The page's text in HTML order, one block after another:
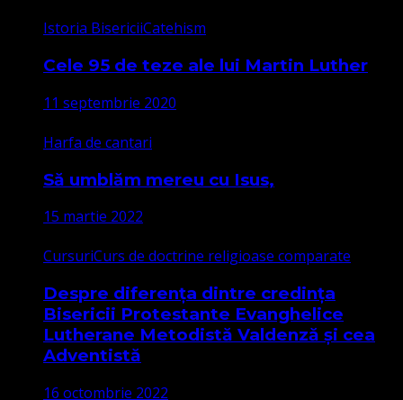
Istoria BisericiiCatehism
Cele 95 de teze ale lui Martin Luther
11 septembrie 2020
Harfa de cantari
Să umblăm mereu cu Isus,
15 martie 2022
CursuriCurs de doctrine religioase comparate
Despre diferența dintre credința
Bisericii Protestante Evanghelice
Lutherane Metodistă Valdenză și cea
Adventistă
16 octombrie 2022